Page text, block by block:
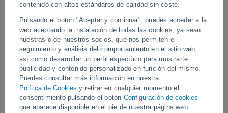
contenido con altos estándares de calidad sin coste.
Pulsando el botón "Aceptar y continuar", puedes acceder a la
web aceptando la instalación de todas las cookies, ya sean
nuestras o de nuestros socios, que nos permiten el
seguimiento y análisis del comportamiento en el sitio web,
así como desarrollar un perfil específico para mostrarte
publicidad y contenido personalizado en función del mismo.
Puedes consultar más información en nuestra
Política de Cookies y retirar en cualquier momento el
consentimiento pulsando el botón Configuración de cookies
que aparece disponible en el pie de nuestra página web.
El cielo se tiñe de rojo en Caracas
(Venezuela) tras el doble terremoto
Los movimientos de tierra, el polvo en suspensión ylos incendios
ocasionados por los terremotos incrementaron la presencia de
partículas en la atmósfera, lo que puede intensificar los colores del
atardecer.
Vídeos